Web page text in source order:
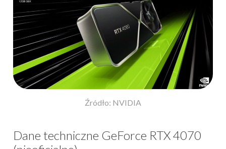
Źródło: NVIDIA
Dane techniczne GeForce RTX 4070